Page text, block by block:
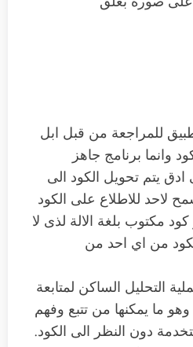
للمراجعة من قبل ابل
وانما برنامج جاهز
ادق يتم تحويل الكود الى
لاحد للاطلاع على الكود
مكتوب بلغة الالة لذى لا
من اي احد من
التحليل الساكن لمتابعة
ما يمكنها من تتبع وفهم